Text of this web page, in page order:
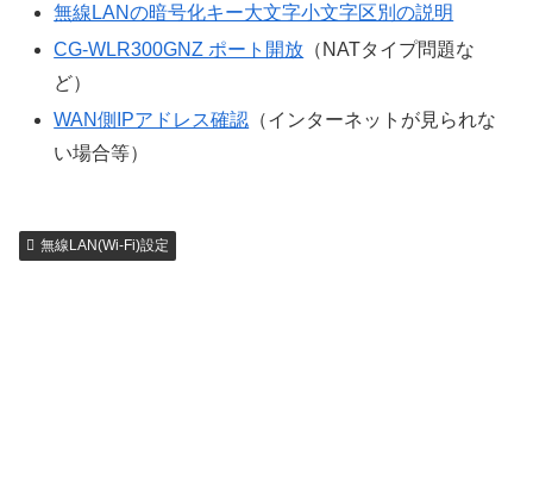
無線LANの暗号化キー大文字小文字区別の説明
CG-WLR300GNZ ポート開放 （NATタイプ問題な
ど）
WAN側IPアドレス確認 （インターネットが見られな
い場合等）
無線LAN(Wi-Fi)設定